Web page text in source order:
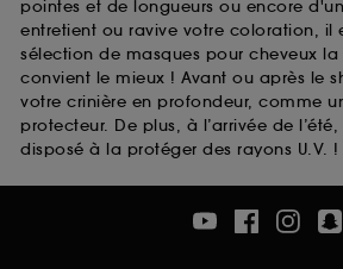
pointes et de longueurs ou encore
entretient ou ravive votre coloration, il
sélection de masques pour cheveux
convient le mieux ! Avant ou après le
votre crinière en profondeur, comme
protecteur. De plus, à l’arrivée de
disposé à la protéger des rayons U.V. !